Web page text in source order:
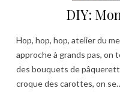
DIY:
Hop, hop, hop, atelier du
approche à grands pas, on
des bouquets de
croque des carottes, on